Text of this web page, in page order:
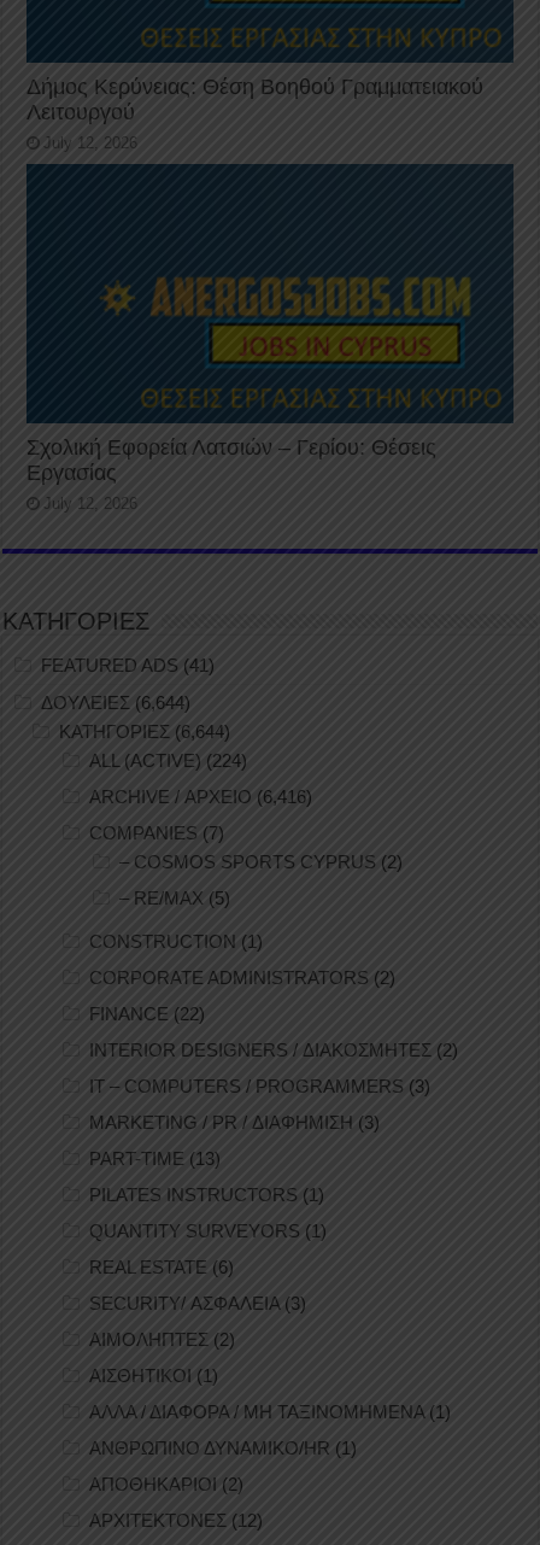
Δήμος Κερύνειας: Θέση Βοηθού Γραμματειακού
Λειτουργού
July 12, 2026
Σχολική Εφορεία Λατσιών – Γερίου: Θέσεις
Εργασίας
July 12, 2026
ΚΑΤΗΓΟΡΙΕΣ
FEATURED ADS (41)
ΔΟΥΛΕΙΕΣ (6,644)
ΚΑΤΗΓΟΡΙΕΣ (6,644)
ALL (ACTIVE) (224)
ARCHIVE / ΑΡΧΕΙΟ (6,416)
COMPANIES (7)
– COSMOS SPORTS CYPRUS (2)
– RE/MAX (5)
CONSTRUCTION (1)
CORPORATE ADMINISTRATORS (2)
FINANCE (22)
INTERIOR DESIGNERS / ΔΙΑΚΟΣΜΗΤΕΣ (2)
IT – COMPUTERS / PROGRAMMERS (3)
MARKETING / PR / ΔΙΑΦΗΜΙΣΗ (3)
PART-TIME (13)
PILATES INSTRUCTORS (1)
QUANTITY SURVEYORS (1)
REAL ESTATE (6)
SECURITY/ ΑΣΦΑΛΕΙΑ (3)
ΑΙΜΟΛΗΠΤΕΣ (2)
ΑΙΣΘΗΤΙΚΟΙ (1)
ΑΛΛΑ / ΔΙΑΦΟΡΑ / ΜΗ ΤΑΞΙΝΟΜΗΜΕΝΑ (1)
ΑΝΘΡΩΠΙΝΟ ΔΥΝΑΜΙΚΟ/HR (1)
ΑΠΟΘΗΚΑΡΙΟΙ (2)
ΑΡΧΙΤΕΚΤΟΝΕΣ (12)